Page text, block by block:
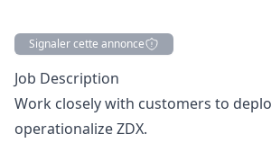
Signaler cette annonce
Description
Job Description
Work closely with customers to
operationalize ZDX.